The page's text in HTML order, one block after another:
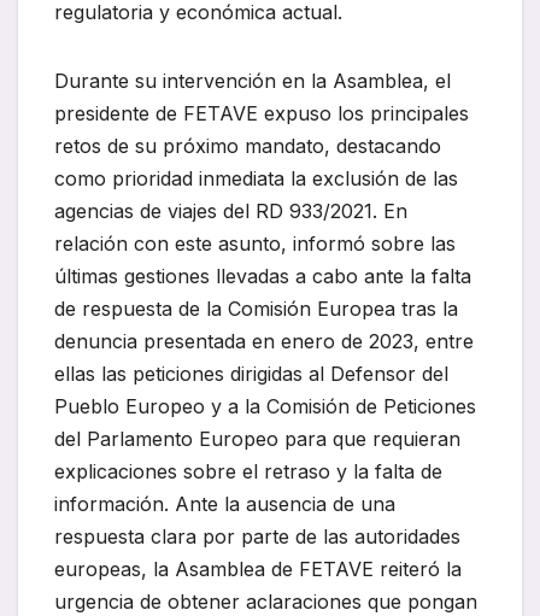
regulatoria y económica actual.
Durante su intervención en la Asamblea, el
presidente de FETAVE expuso los principales
retos de su próximo mandato, destacando
como prioridad inmediata la exclusión de las
agencias de viajes del RD 933/2021. En
relación con este asunto, informó sobre las
últimas gestiones llevadas a cabo ante la falta
de respuesta de la Comisión Europea tras la
denuncia presentada en enero de 2023, entre
ellas las peticiones dirigidas al Defensor del
Pueblo Europeo y a la Comisión de Peticiones
del Parlamento Europeo para que requieran
explicaciones sobre el retraso y la falta de
información. Ante la ausencia de una
respuesta clara por parte de las autoridades
europeas, la Asamblea de FETAVE reiteró la
urgencia de obtener aclaraciones que pongan